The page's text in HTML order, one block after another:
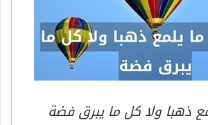
ذهبا ولا كل ما يبرق فضة